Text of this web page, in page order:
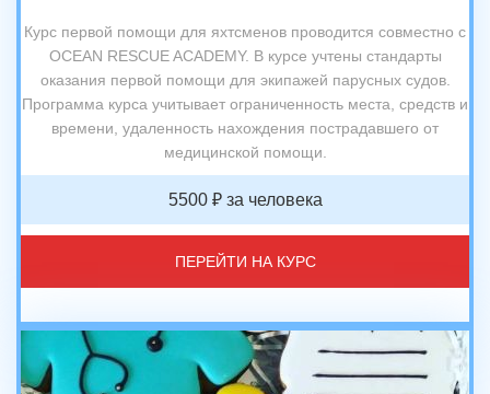
Курс первой помощи для яхтсменов проводится совместно с
OCEAN RESCUE ACADEMY. В курсе учтены стандарты
оказания первой помощи для экипажей парусных судов.
Программа курса учитывает ограниченность места, средств и
времени, удаленность нахождения пострадавшего от
медицинской помощи.
5500 ₽ за человека
ПЕРЕЙТИ НА КУРС